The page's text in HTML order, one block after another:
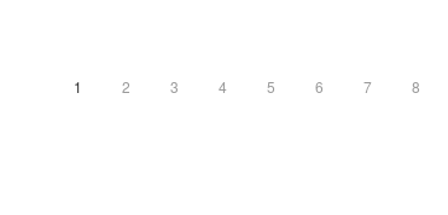
1 2 3 4 5 6 7 8